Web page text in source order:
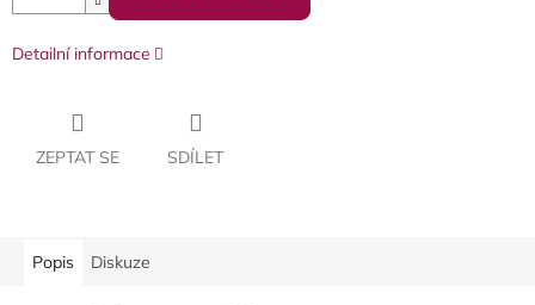
Detailní informace
ZEPTAT SE SDÍLET
Popis Diskuze